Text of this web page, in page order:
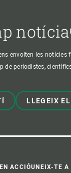
notícia
envolten les notícies
de periodistes,
LLEGEIX
ACCIÓUNEIX-TE A